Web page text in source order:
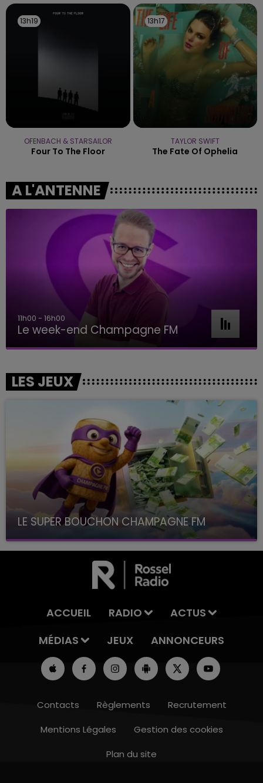
13h19
13h19
OFENBACH & STARSAILOR
Four To The Floor
13h17
13h17
TAYLOR SWIFT
The Fate Of Ophelia
A L'ANTENNE
11h00 - 16h00
Le week-end Champagne FM
LES JEUX
LE SUPER BOUCHON CHAMPAGNE FM
avec La Famille Champagne FM, à 8H10
ACCUEIL RADIO
ACTUS
MÉDIAS
JEUX ANNONCEURS
Contacts Règlements
Recrutement
Mentions Légales
Gestion des cookies
Plan du site